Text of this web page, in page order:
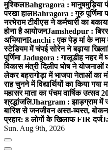
मुश्किलBahgragora : मानुषमुड़िया
परखा हालBahragora : गुरु पूर्णिमा
नरभेराम टीवीएस ने कर्मचारी का
होना है आयोजनJamshedpur :
अभियानRanchi : एक पेड़ मां के नाम
स्टेडियम में चंपई सोरेन ने बढ़ाया
पूर्णिमाJadugora : गालूडीह नहर में
विकास मंत्री दिलीप घोष ने योजनाओं
लेकर बहरागोड़ा में भाजपा नेताओं का
राह चुनने में विद्यार्थियों का किया गया
महासर माता का पंचम वार्षिक उत्सव
श्रद्धांजलिJhargram : झाड़ग्राम में
बारिश से जनजीवन अस्त-व्यस्त,
प्रहार: 8 लोगों के खिलाफ FIR दर्ज
Sun. Aug 9th, 2026